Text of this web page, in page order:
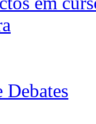
Debates